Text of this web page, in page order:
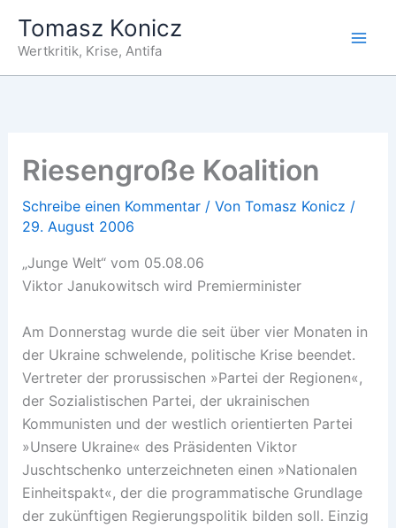
Inhalt
springen
Tomasz Konicz
Wertkritik, Krise, Antifa
Riesengroße Koalition
Schreibe einen Kommentar / Von Tomasz Konicz /
29. August 2006
„Junge Welt“ vom 05.08.06
Viktor Janukowitsch wird Premierminister
Am Donnerstag wurde die seit über vier Monaten in
der Ukraine schwelende, politische Krise beendet.
Vertreter der prorussischen »Partei der Regionen«,
der Sozialistischen Partei, der ukrainischen
Kommunisten und der westlich orientierten Partei
»Unsere Ukraine« des Präsidenten Viktor
Juschtschenko unterzeichneten einen »Nationalen
Einheitspakt«, der die programmatische Grundlage
der zukünftigen Regierungspolitik bilden soll. Einzig